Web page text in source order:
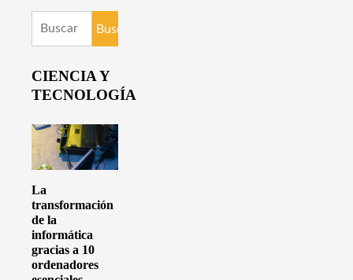
Buscar:
CIENCIA Y
TECNOLOGÍA
La
transformación
de la
informática
gracias a 10
ordenadores